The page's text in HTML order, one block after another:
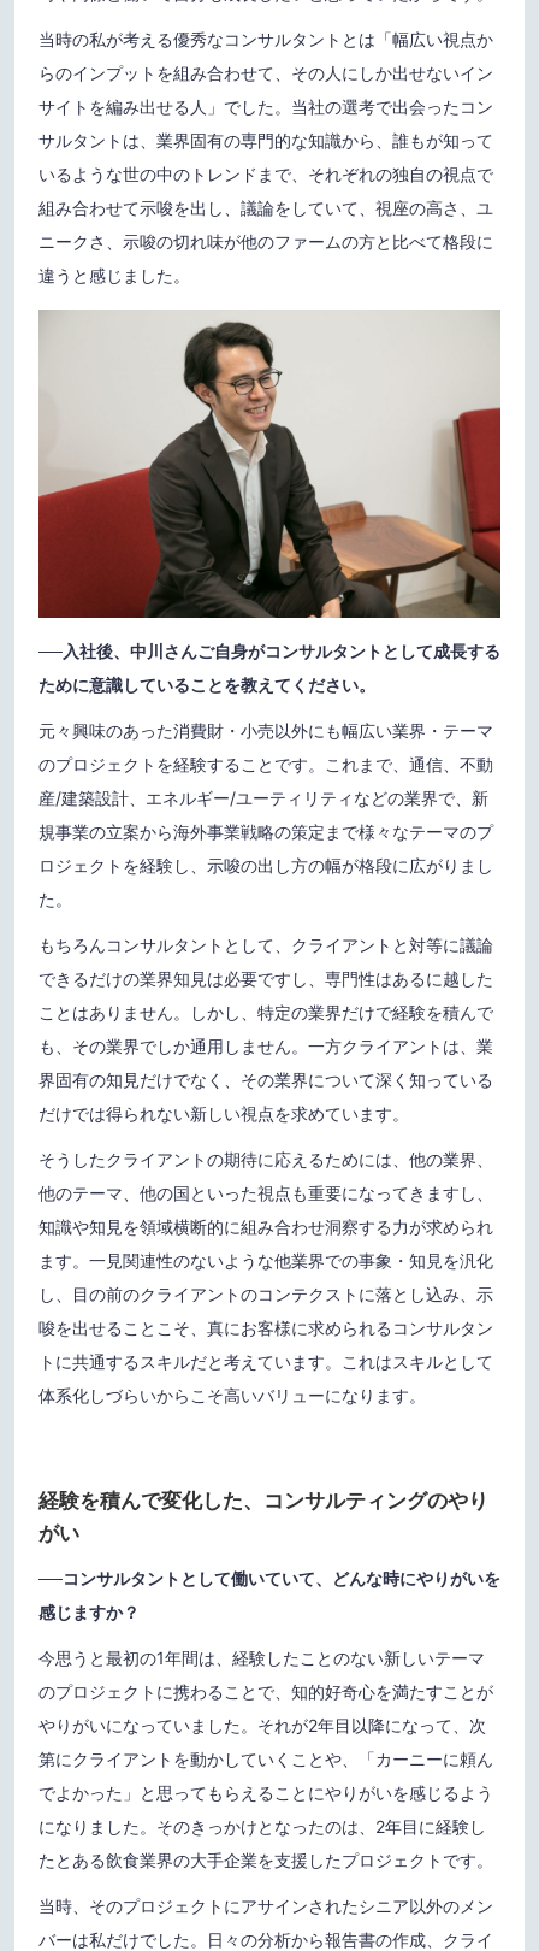
当時の私が考える優秀なコンサルタントとは「幅広い視点か
らのインプットを組み合わせて、その人にしか出せないイン
サイトを編み出せる人」でした。当社の選考で出会ったコン
サルタントは、業界固有の専門的な知識から、誰もが知って
いるような世の中のトレンドまで、それぞれの独自の視点で
組み合わせて示唆を出し、議論をしていて、視座の高さ、ユ
ニークさ、示唆の切れ味が他のファームの方と比べて格段に
違うと感じました。
──入社後、中川さんご自身がコンサルタントとして成長する
ために意識していることを教えてください。
元々興味のあった消費財・小売以外にも幅広い業界・テーマ
のプロジェクトを経験することです。これまで、通信、不動
産/建築設計、エネルギー/ユーティリティなどの業界で、新
規事業の立案から海外事業戦略の策定まで様々なテーマのプ
ロジェクトを経験し、示唆の出し方の幅が格段に広がりまし
た。
もちろんコンサルタントとして、クライアントと対等に議論
できるだけの業界知見は必要ですし、専門性はあるに越した
ことはありません。しかし、特定の業界だけで経験を積んで
も、その業界でしか通用しません。一方クライアントは、業
界固有の知見だけでなく、その業界について深く知っている
だけでは得られない新しい視点を求めています。
そうしたクライアントの期待に応えるためには、他の業界、
他のテーマ、他の国といった視点も重要になってきますし、
知識や知見を領域横断的に組み合わせ洞察する力が求められ
ます。一見関連性のないような他業界での事象・知見を汎化
し、目の前のクライアントのコンテクストに落とし込み、示
唆を出せることこそ、真にお客様に求められるコンサルタン
トに共通するスキルだと考えています。これはスキルとして
体系化しづらいからこそ高いバリューになります。
経験を積んで変化した、コンサルティングのやり
がい
──コンサルタントとして働いていて、どんな時にやりがいを
感じますか？
今思うと最初の1年間は、経験したことのない新しいテーマ
のプロジェクトに携わることで、知的好奇心を満たすことが
やりがいになっていました。それが2年目以降になって、次
第にクライアントを動かしていくことや、「カーニーに頼ん
でよかった」と思ってもらえることにやりがいを感じるよう
になりました。そのきっかけとなったのは、2年目に経験し
たとある飲食業界の大手企業を支援したプロジェクトです。
当時、そのプロジェクトにアサインされたシニア以外のメン
バーは私だけでした。日々の分析から報告書の作成、クライ